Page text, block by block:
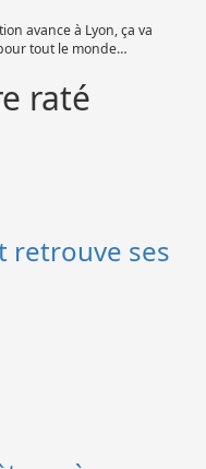
avance à Lyon, ça va
tout le monde…
raté
retrouve ses